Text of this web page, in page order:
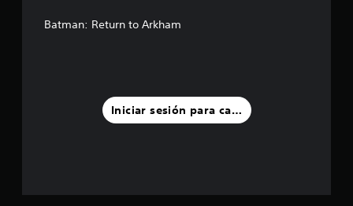
Batman: Return to Arkham
Iniciar sesión para calificar